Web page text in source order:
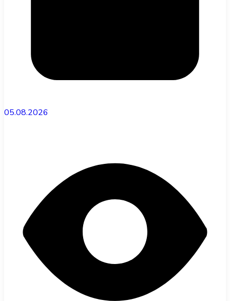
05.08.2026